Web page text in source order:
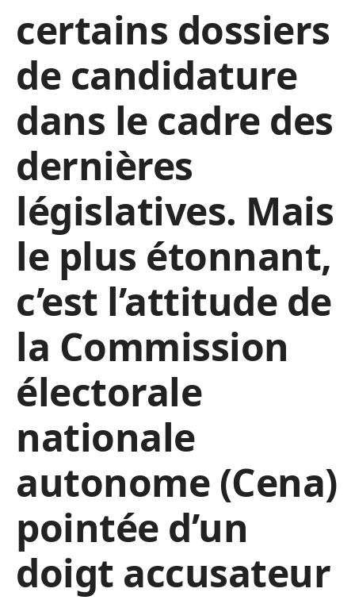
certains dossiers
de candidature
dans le cadre des
dernières
législatives. Mais
le plus étonnant,
c’est l’attitude de
la Commission
électorale
nationale
autonome (Cena)
pointée d’un
doigt accusateur